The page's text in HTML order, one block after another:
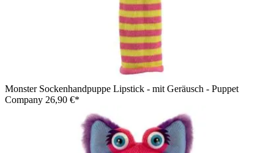
Monster Sockenhandpuppe Lipstick - mit Geräusch - Puppet
Company 26,90 €*